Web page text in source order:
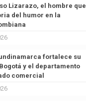
Lizarazo, el hombre que
del humor en la
fortalece su
y el departamento
comercial